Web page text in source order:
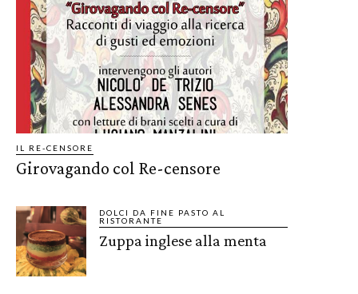
IL RE-CENSORE
Girovagando col Re-censore
DOLCI DA FINE PASTO AL
RISTORANTE
Zuppa inglese alla menta